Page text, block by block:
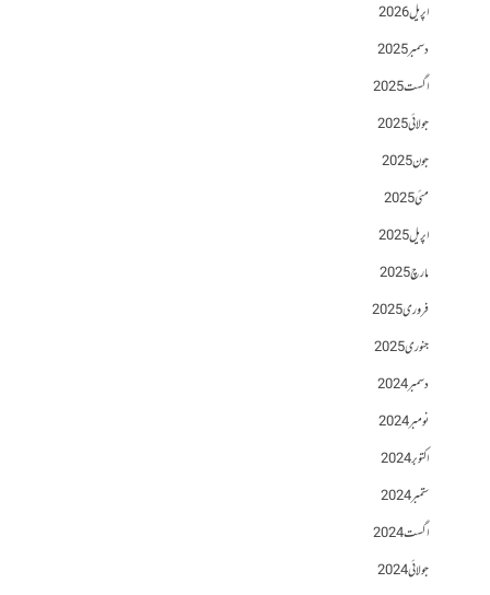
اپریل 2026
دسمبر 2025
اگست 2025
جولائی 2025
جون 2025
مئی 2025
اپریل 2025
مارچ 2025
فروری 2025
جنوری 2025
دسمبر 2024
نومبر 2024
اکتوبر 2024
ستمبر 2024
اگست 2024
جولائی 2024